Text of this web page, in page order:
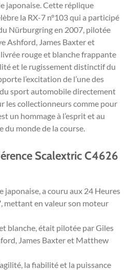
japonaise. Cette réplique
la RX-7 n°103 qui a participé
Nürburgring en 2007, pilotée
Ashford, James Baxter et
rouge et blanche frappante
et le rugissement distinctif du
l’excitation de l’une des
sport automobile directement
les collectionneurs comme pour
un hommage à l’esprit et au
du monde de la course.
Scalextric C4626
japonaise, a couru aux 24 Heures
mettant en valeur son moteur
blanche, était pilotée par Giles
James Baxter et Matthew
la fiabilité et la puissance